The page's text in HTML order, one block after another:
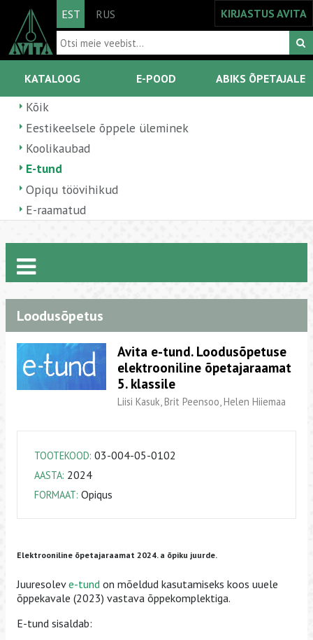
EST RUS KIRJASTUS AVITA
KATALOOG E-POOD ABIKS ÕPETAJALE
Kõik
Eestikeelsele õppele üleminek
Koolikaubad
E-tund
Opiqu töövihikud
E-raamatud
Loodusõpetus
Avita e-tund. Loodusõpetuse
elektrooniline õpetajaraamat
5. klassile
Liisi Kasuk, Brit Peensoo, Helen Hiiemaa
TOOTEKOOD: 03-004-05-0102
AASTA: 2024
FORMAAT: Opiqus
Elektrooniline õpetajaraamat 2024. a õpiku juurde.
Juuresoleve-tund on mõeldud kasutamiseks koos uuele
õppekavale (2023) vastava õppekomplektiga.
E-tund sisaldab: